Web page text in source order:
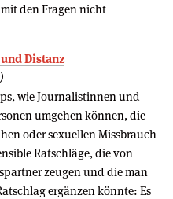
den Fragen nicht
Distanz
wie Journalistinnen und
umgehen können, die
oder sexuellen Missbrauch
Ratschläge, die von
zeugen und die man
ergänzen könnte: Es